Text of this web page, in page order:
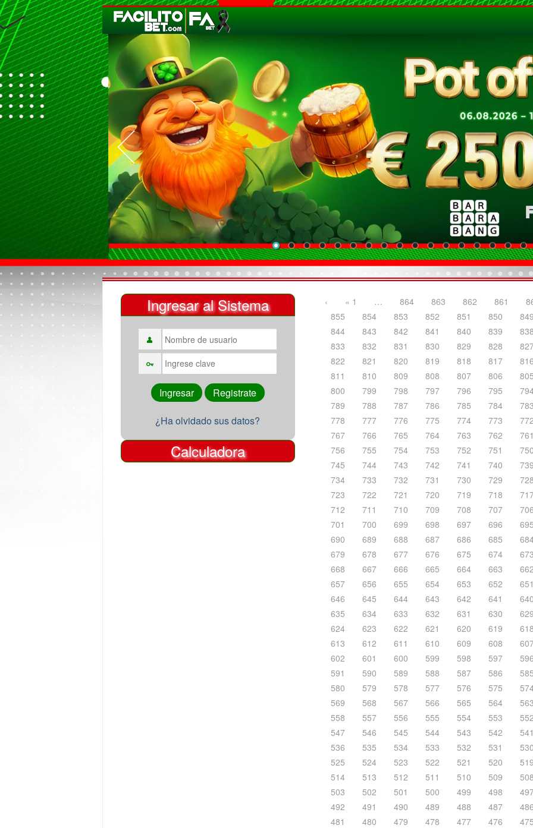
Ingresar al Sistema
¿Ha olvidado sus datos?
Calculadora
‹ « 1 … 864 863 862 861
855
854 853 852 851 850
844
843 842 841 840 839
833
832 831 830 829 828
822
821 820 819 818 817
811
810 809 808 807 806
800
799 798 797 796 795
789
788 787 786 785 784
778
777 776 775 774 773
767
766 765 764 763 762
756
755 754 753 752 751
745
744 743 742 741 740
734
733 732 731 730 729
723
722 721 720 719 718
712
711 710 709 708 707
701
700 699 698 697 696
690
689 688 687 686 685
679
678 677 676 675 674
668
667 666 665 664 663
657
656 655 654 653 652
646
645 644 643 642 641
635
634 633 632 631 630
624
623 622 621 620 619
613
612 611 610 609 608
602
601 600 599 598 597
591
590 589 588 587 586
580
579 578 577 576 575
569
568 567 566 565 564
558
557 556 555 554 553
547
546 545 544 543 542
536
535 534 533 532 531
525
524 523 522 521 520
514
513 512 511 510 509
503
502 501 500 499 498
492
491 490 489 488 487
481
480 479 478 477 476